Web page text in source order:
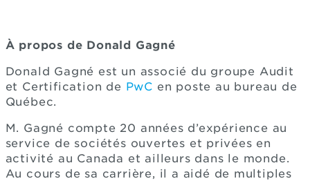
À propos de Donald Gagné
Donald Gagné est un associé du groupe Audit
et Certification de PwC en poste au bureau de
Québec.
M. Gagné compte 20 années d’expérience au
service de sociétés ouvertes et privées en
activité au Canada et ailleurs dans le monde.
Au cours de sa carrière, il a aidé de multiples